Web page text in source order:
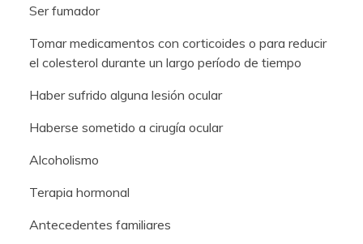
Ser fumador
Tomar medicamentos con corticoides o para reducir
el colesterol durante un largo período de tiempo
Haber sufrido alguna lesión ocular
Haberse sometido a cirugía ocular
Alcoholismo
Terapia hormonal
Antecedentes familiares